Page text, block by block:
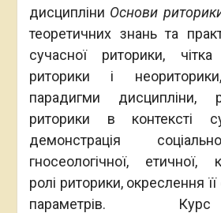
дисципліни Основи
теоретичних знань та
сучасної риторики, чітка
риторики і
парадигми дисципліни,
риторики в контексті
демонстрація
гносеологічної, етичної,
ролі риторики, окреслення
параметрів.